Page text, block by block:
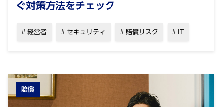
ぐ対策方法をチェック
経営者 セキュリティ 賠償リスク IT
賠償